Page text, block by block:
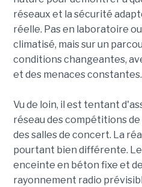
réseaux et la sécurité
réelle. Pas en laboratoire
climatisé, mais sur un
conditions changeantes,
et des menaces constantes.
Vu de loin, il est tentant
réseau des compétitions
des salles de concert. La
pourtant bien différente.
enceinte en béton fixe et
rayonnement radio